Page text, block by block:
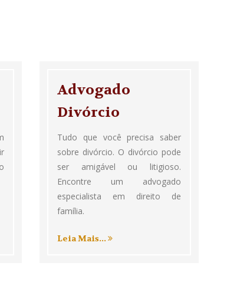
Advogado
Divórcio
Tudo que você precisa saber
sobre divórcio. O divórcio pode
ser amigável ou litigioso.
Encontre um advogado
especialista em direito de
família.
Leia Mais...